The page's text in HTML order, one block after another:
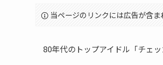
当ページのリンクには広告が含ま
80年代のトップアイドル「チェ